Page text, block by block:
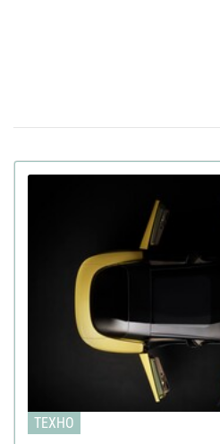
пасажирський дрон: ціна та
14 сiчня 17:24 Apple інтегрує
персонального помічника Siri
130 дюймів, на яких не
2026 – телевізор Samsung
Російський
Білорусі, незважаючи на
У ChatGPT
тривожність і аутизм:
Apple назвала
ігри 2025 року для iPhone та
Google
Banana Pro: згенеровані
від фото
ТЕХНО